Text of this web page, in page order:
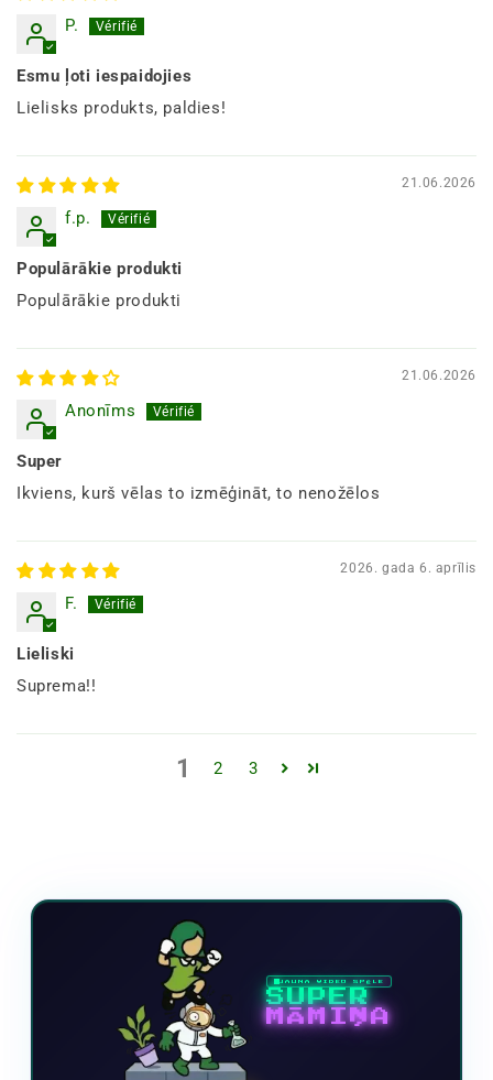
P.
Esmu ļoti iespaidojies
Lielisks produkts, paldies!
21.06.2026
f.p.
Populārākie produkti
Populārākie produkti
21.06.2026
Anonīms
Super
Ikviens, kurš vēlas to izmēģināt, to nenožēlos
2026. gada 6. aprīlis
F.
Lieliski
Suprema!!
1 2 3
JAUNA VIDEO SPĒLE
SUPER
MĀMIŅA